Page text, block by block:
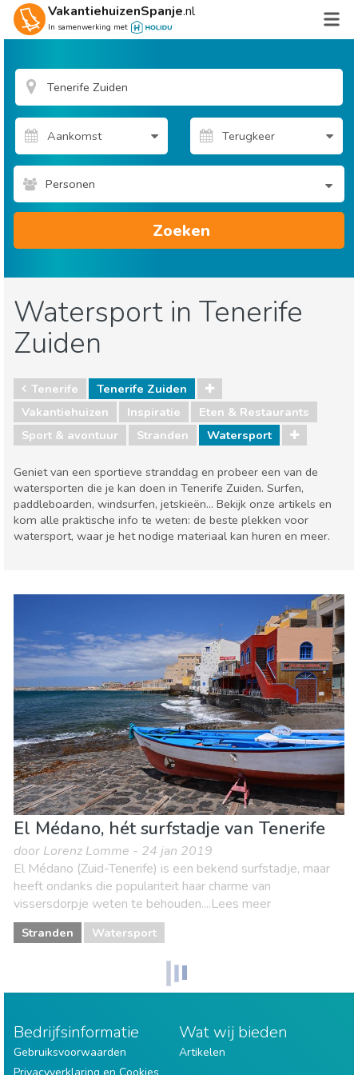
VakantiehuizenSpanje.nl
In samenwerking met
Personen
Zoeken
Watersport in Tenerife
Zuiden
Tenerife
Tenerife Zuiden
Vakantiehuizen
Inspiratie
Eten & Restaurants
Sport & avontuur
Stranden Watersport
Geniet van een sportieve stranddag en probeer een van de
watersporten die je kan doen in Tenerife Zuiden. Surfen,
paddleboarden, windsurfen, jetskieën... Bekijk onze artikels en
kom alle praktische info te weten: de beste plekken voor
watersport, waar je het nodige materiaal kan huren en meer.
Stranden
El Médano, hét surfstadje van Tenerife
door Lorenz Lomme - 24 jan 2019
El Médano (Zuid-Tenerife) is een bekend surfstadje, maar
heeft ondanks die populariteit haar charme van
vissersdorpje weten te behouden....Lees meer
Stranden Watersport
Bedrijfsinformatie
Gebruiksvoorwaarden
Wat wij bieden
Artikelen